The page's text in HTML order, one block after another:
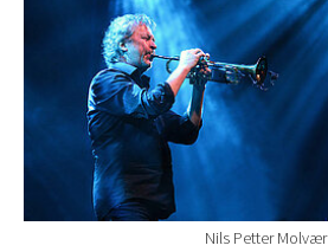
Nils Petter Molvær